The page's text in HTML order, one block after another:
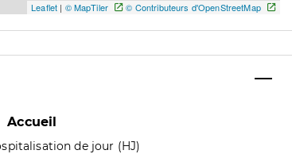
Leaflet | © MapTiler © Contributeurs d'OpenStreetMap
Accueil
de jour (HJ)